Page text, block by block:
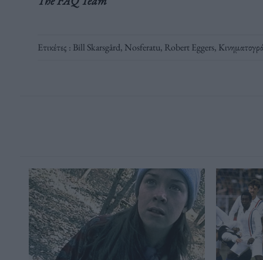
Ετικέτες : Bill Skarsgård, Nosferatu, Robert Eggers,